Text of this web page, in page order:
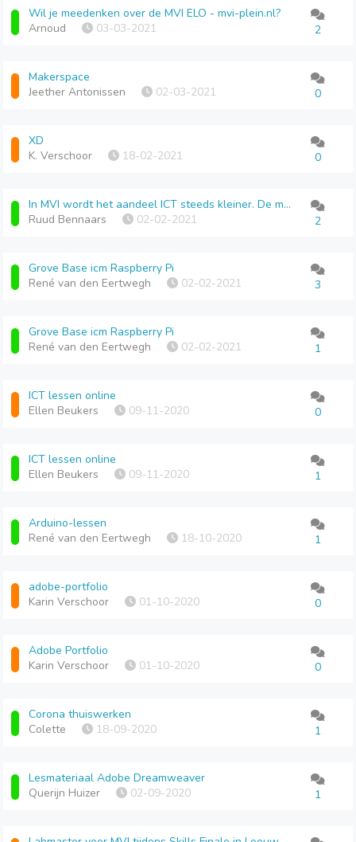
Wil je meedenken over de MVI ELO - mvi-plein.nl?
Arnoud
03-03-2021 2
Makerspace
Jeether Antonissen
02-03-2021 0
XD
K. Verschoor
18-02-2021 0
In MVI wordt het aandeel ICT steeds kleiner. De markt vraagt meer. Hoe ga je daar mee om?
Ruud Bennaars
02-02-2021 2
Grove Base icm Raspberry Pi
René van den Eertwegh
02-02-2021 3
Grove Base icm Raspberry Pi
René van den Eertwegh
02-02-2021 1
ICT lessen online
Ellen Beukers
09-11-2020 0
ICT lessen online
Ellen Beukers
09-11-2020 1
Arduino-lessen
René van den Eertwegh
18-10-2020 1
adobe-portfolio
Karin Verschoor
01-10-2020 0
Adobe Portfolio
Karin Verschoor
01-10-2020 0
Corona thuiswerken
Colette
18-09-2020 1
Lesmateriaal Adobe Dreamweaver
Querijn Huizer
02-09-2020 1